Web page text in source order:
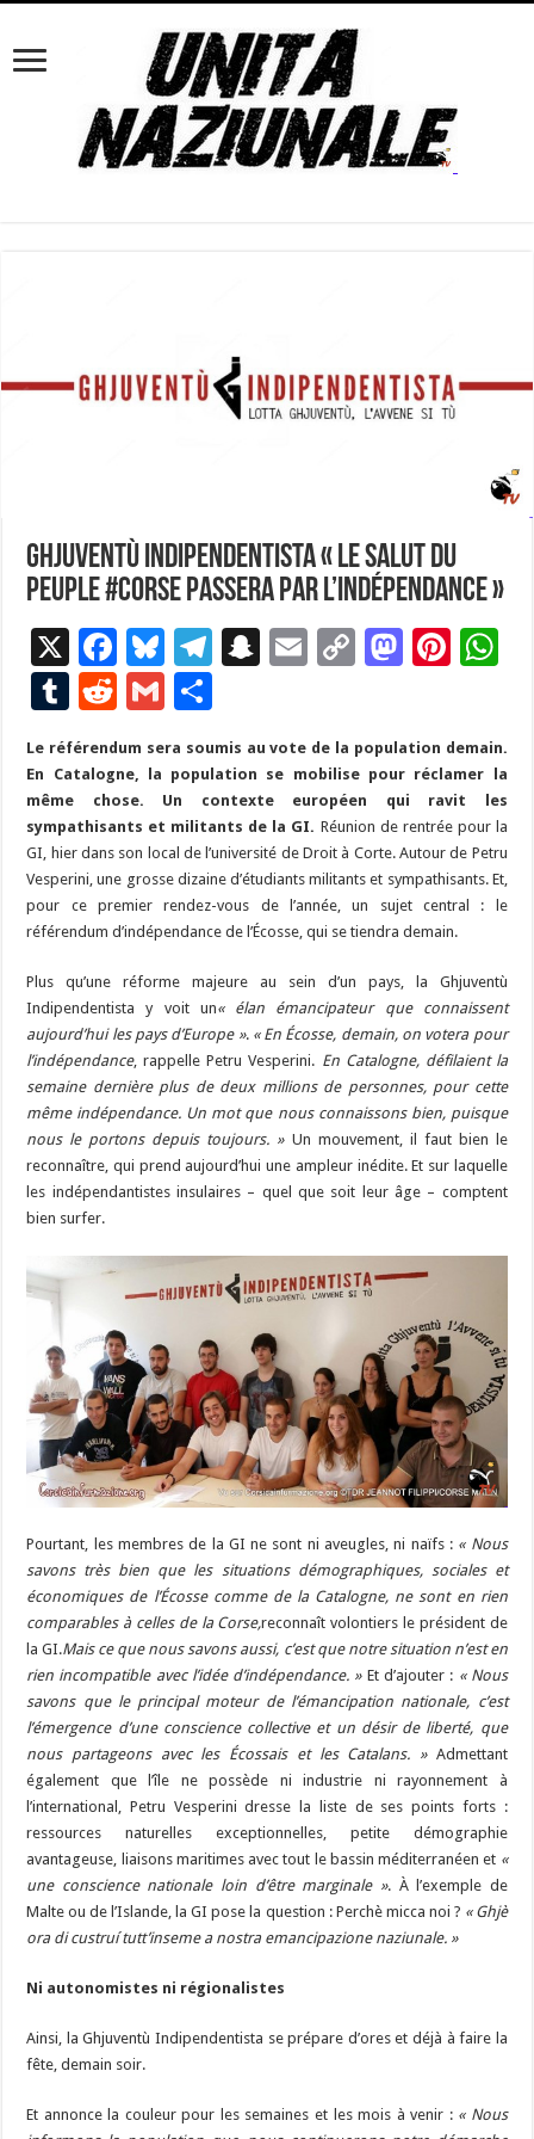
Ghjuventù Indipendentista « Le salut du
peuple #Corse passera par l’indépendance »
X
F
ac
e
b
o
o
k
Bl
u
es
ky
T
gr
a
m
S
p
c
h
at
E
l
C
y
Li
n
k
M
d
o
n
Pi
es
t
p
p
T
u
m
bl
r
R
d
di
t
G
ai
l
ar
ta
g
er
Le référendum sera soumis au vote de la population demain.
En Catalogne, la population se mobilise pour réclamer la
même chose. Un contexte européen qui ravit les
sympathisants et militants de la GI. Réunion de rentrée pour la
GI, hier dans son local de l’université de Droit à Corte. Autour de Petru
Vesperini, une grosse dizaine d’étudiants militants et sympathisants. Et,
pour ce premier rendez-vous de l’année, un sujet central : le
référendum d’indépendance de l’Écosse, qui se tiendra demain.
Plus qu’une réforme majeure au sein d’un pays, la Ghjuventù
Indipendentista y voit un« élan émancipateur que connaissent
aujourd’hui les pays d’Europe ». « En Écosse, demain, on votera pour
l’indépendance, rappelle Petru Vesperini. En Catalogne, défilaient la
semaine dernière plus de deux millions de personnes, pour cette
même indépendance. Un mot que nous connaissons bien, puisque
nous le portons depuis toujours. » Un mouvement, il faut bien le
reconnaître, qui prend aujourd’hui une ampleur inédite. Et sur laquelle
les indépendantistes insulaires – quel que soit leur âge – comptent
bien surfer.
Pourtant, les membres de la GI ne sont ni aveugles, ni naïfs : « Nous
savons très bien que les situations démographiques, sociales et
économiques de l’Écosse comme de la Catalogne, ne sont en rien
comparables à celles de la Corse,reconnaît volontiers le président de
la GI.Mais ce que nous savons aussi, c’est que notre situation n’est en
rien incompatible avec l’idée d’indépendance. » Et d’ajouter : « Nous
savons que le principal moteur de l’émancipation nationale, c’est
l’émergence d’une conscience collective et un désir de liberté, que
nous partageons avec les Écossais et les Catalans. » Admettant
également que l’île ne possède ni industrie ni rayonnement à
l’international, Petru Vesperini dresse la liste de ses points forts :
ressources naturelles exceptionnelles, petite démographie
avantageuse, liaisons maritimes avec tout le bassin méditerranéen et «
une conscience nationale loin d’être marginale ». À l’exemple de
Malte ou de l’Islande, la GI pose la question : Perchè micca noi ? « Ghjè
ora di custruí tutt’inseme a nostra emancipazione naziunale. »
Ni autonomistes ni régionalistes
Ainsi, la Ghjuventù Indipendentista se prépare d’ores et déjà à faire la
fête, demain soir.
Et annonce la couleur pour les semaines et les mois à venir : « Nous